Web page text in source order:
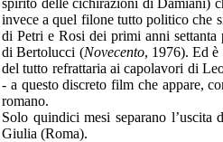
spirito delle cichirazioni di Damiani)
invece a quel filone tutto politico che
di Petri e Rosi dei primi anni settanta
di Bertolucci (Novecento, 1976). Ed è
del tutto refrattaria ai capolavori di
- a questo discreto film che appare,
romano.
Solo quindici mesi separano l’uscita
Giulia (Roma).